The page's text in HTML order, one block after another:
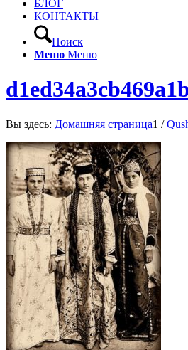
БЛОГ
КОНТАКТЫ
Поиск
Меню Меню
Вы здесь: Домашняя страница1 /